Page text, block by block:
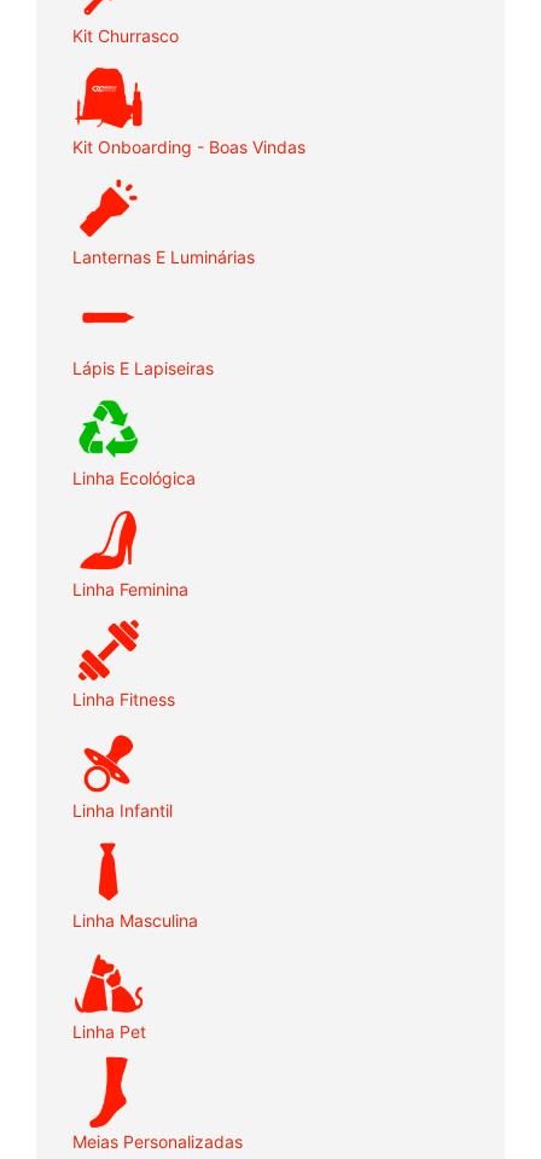
Kit Churrasco
Kit Onboarding - Boas Vindas
Lanternas E Luminárias
Lápis E Lapiseiras
Linha Ecológica
Linha Feminina
Linha Fitness
Linha Infantil
Linha Masculina
Linha Pet
Meias Personalizadas